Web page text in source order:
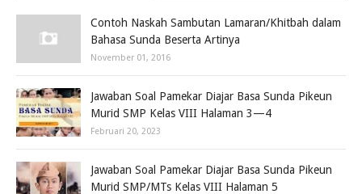
Contoh Naskah Sambutan Lamaran/Khitbah dalam
Bahasa Sunda Beserta Artinya
November 01, 2016
Jawaban Soal Pamekar Diajar Basa Sunda Pikeun
Murid SMP Kelas VIII Halaman 3—4
Februari 20, 2023
Jawaban Soal Pamekar Diajar Basa Sunda Pikeun
Murid SMP/MTs Kelas VIII Halaman 5